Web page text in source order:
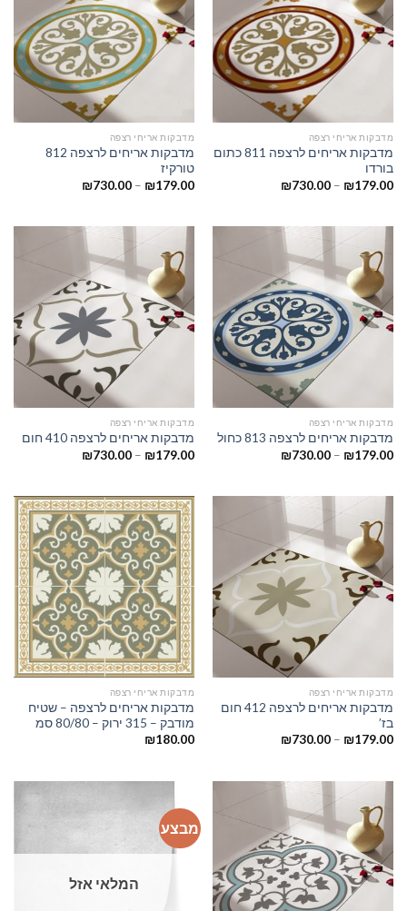
מדבקות אריחי רצפה
מדבקות אריחים לרצפה 811 כתום
בורדו
₪179.00
–
₪730.00
מדבקות אריחי רצפה
מדבקות אריחים לרצפה 812
טורקיז
₪179.00
–
₪730.00
מדבקות אריחי רצפה
מדבקות אריחים לרצפה 813 כחול
₪179.00
–
₪730.00
מדבקות אריחי רצפה
מדבקות אריחים לרצפה 410 חום
₪179.00
–
₪730.00
מדבקות אריחי רצפה
מדבקות אריחים לרצפה 412 חום
בז’
₪179.00
–
₪730.00
מדבקות אריחי רצפה
מדבקות אריחים לרצפה – שטיח
מודבק – 315 ירוק – 80/80 סמ
₪180.00
מבצע
המלאי אזל